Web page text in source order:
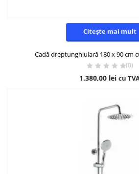
Citește mai mult
Cadă dreptunghiulară 180 x 90 cm
(0)
1.380,00 lei cu